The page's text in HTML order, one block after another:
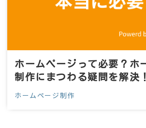
ホームページって必要？ホ
制作にまつわる疑問を解決！
ホームページ制作